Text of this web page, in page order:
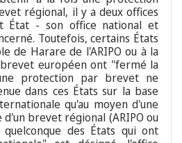
régional, il y a deux offices
État - son office national et
Toutefois, certains États
de Harare de l'ARIPO ou à la
européen ont "fermé la
protection par brevet ne
dans ces États sur la base
qu'au moyen d'une
brevet régional (ARIPO ou
des États qui ont